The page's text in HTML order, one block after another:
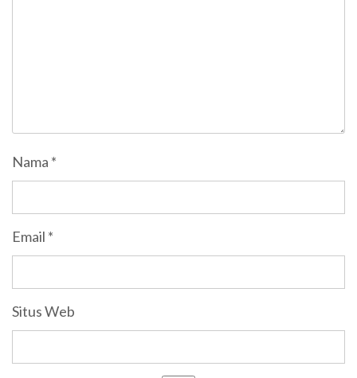
Nama *
Email *
Situs Web